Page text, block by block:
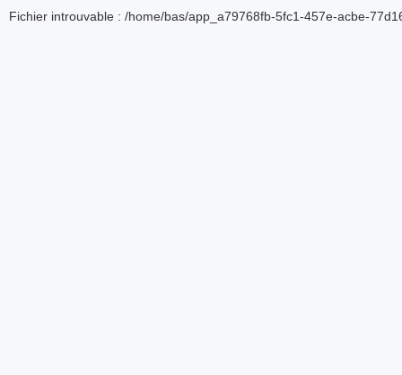
Fichier introuvable : /home/bas/app_a79768fb-5fc1-457e-acbe-